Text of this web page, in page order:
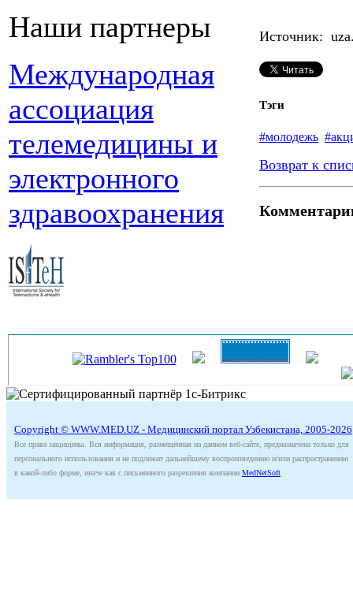
Наши партнеры
Международная
ассоциация
телемедицины и
электронного
здравоохранения
Источник:
Тэги
#молодежь
Возврат к
Copyright © WWW.MED.UZ - Медицинский портал Узбекистана, 2005-2026
Все права защищены. Вся информация, размещённая на данном веб-сайте, предназначена только для
персонального использования и не подлежит дальнейшему воспроизведению и/или распространению
в какой-либо форме, иначе как с письменного разрешения компании MedNetSoft